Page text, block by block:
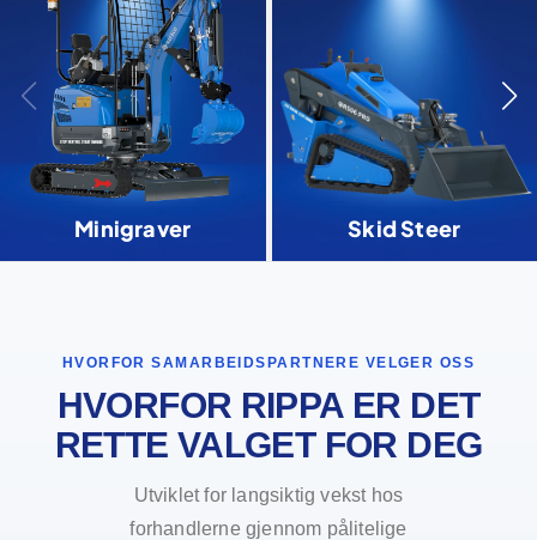
Minigraver Skid Steer
HVORFOR SAMARBEIDSPARTNERE VELGER OSS
HVORFOR RIPPA ER DET
RETTE VALGET FOR DEG
Utviklet for langsiktig vekst hos
forhandlerne gjennom pålitelige